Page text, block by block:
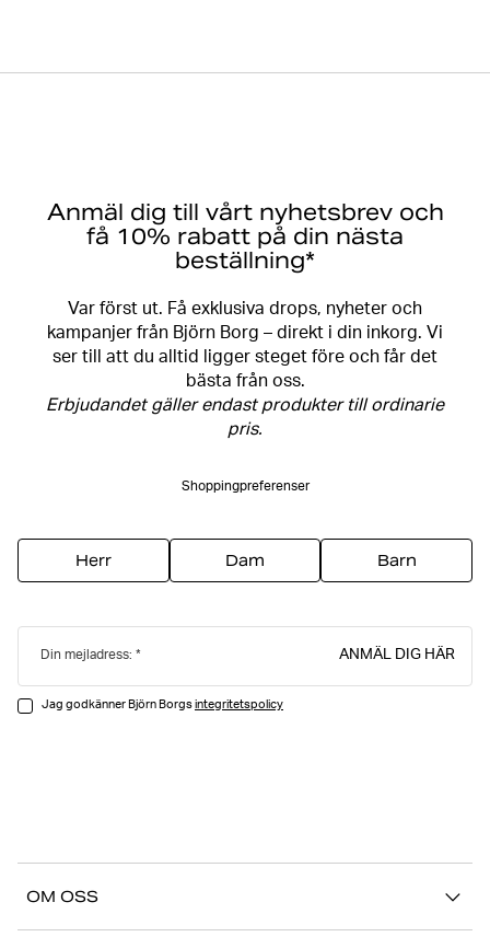
Anmäl dig till vårt nyhetsbrev och
få 10% rabatt på din nästa
beställning*
Var först ut. Få exklusiva drops, nyheter och
kampanjer från Björn Borg – direkt i din inkorg. Vi
ser till att du alltid ligger steget före och får det
bästa från oss.
Erbjudandet gäller endast produkter till ordinarie
pris.
Shoppingpreferenser
Herr Dam Barn
Din mejladress: ANMÄL DIG HÄR
Jag godkänner Björn Borgsintegritetspolicy
OM OSS